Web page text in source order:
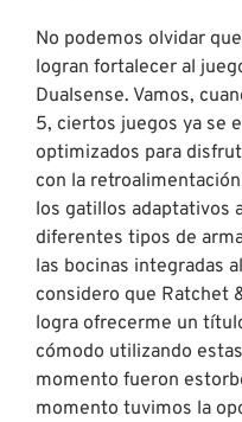
No podemos olvidar
logran fortalecer al
Dualsense. Vamos,
5, ciertos juegos ya se
optimizados para
con la
los gatillos adaptativos
diferentes tipos de
las bocinas integradas
considero que Ratchet
logra ofrecerme un
cómodo utilizando
momento fueron
momento tuvimos la